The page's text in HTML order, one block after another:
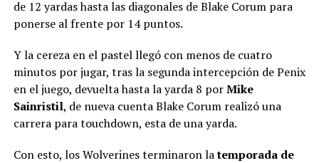
de 12 yardas hasta las diagonales de Blake Corum para
ponerse al frente por 14 puntos.
Y la cereza en el pastel llegó con menos de cuatro
minutos por jugar, tras la segunda intercepción de Penix
en el juego, devuelta hasta la yarda 8 porMike
Sainristil, de nueva cuenta Blake Corum realizó una
carrera para touchdown, esta de una yarda.
Con esto, los Wolverines terminaron latemporada de